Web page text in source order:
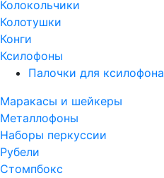
Колокольчики
Колотушки
Конги
Ксилофоны
Палочки для ксилофона
Маракасы и шейкеры
Металлофоны
Наборы перкуссии
Рубели
Стомпбокс